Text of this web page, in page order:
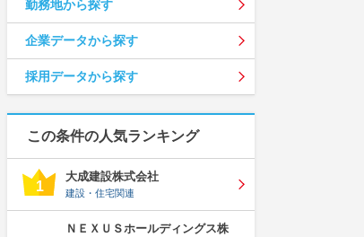
勤務地から探す
企業データから探す
採用データから探す
この条件の人気ランキング
1
大成建設株式会社
建設・住宅関連
ＮＥＸＵＳホールディングス株